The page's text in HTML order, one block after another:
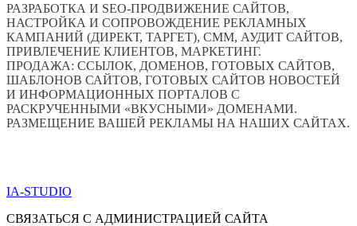
РАЗРАБОТКА И SEO-ПРОДВИЖЕНИЕ САЙТОВ,
НАСТРОЙКА И СОПРОВОЖДЕНИЕ РЕКЛАМНЫХ
КАМПАНИЙ (ДИРЕКТ, ТАРГЕТ), СММ, АУДИТ САЙТОВ,
ПРИВЛЕЧЕНИЕ КЛИЕНТОВ, МАРКЕТИНГ.
ПРОДАЖА: ССЫЛОК, ДОМЕНОВ, ГОТОВЫХ САЙТОВ,
ШАБЛОНОВ САЙТОВ, ГОТОВЫХ САЙТОВ НОВОСТЕЙ
И ИНФОРМАЦИОННЫХ ПОРТАЛОВ С
РАСКРУЧЕННЫМИ «ВКУСНЫМИ» ДОМЕНАМИ.
РАЗМЕЩЕНИЕ ВАШЕЙ РЕКЛАМЫ НА НАШИХ САЙТАХ.
IA-STUDIO
СВЯЗАТЬСЯ С АДМИНИСТРАЦИЕЙ САЙТА